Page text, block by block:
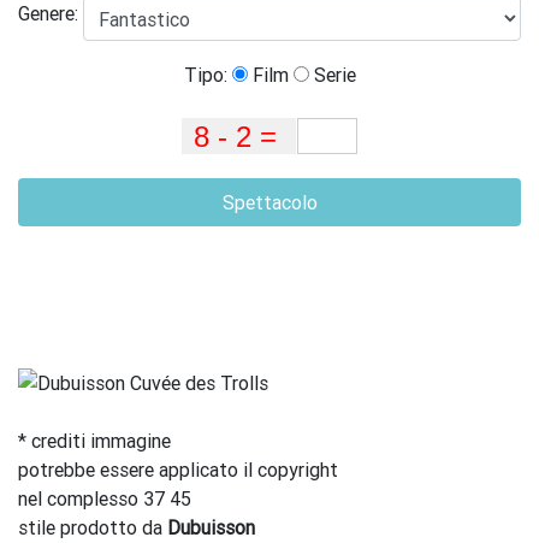
Genere:
Tipo: Film Serie
Spettacolo
* crediti immagine
potrebbe essere applicato il copyright
nel complesso 37 45
stile prodotto da Dubuisson